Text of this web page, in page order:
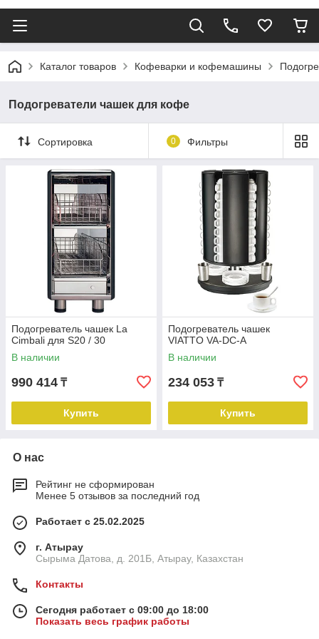
Каталог товаров Кофеварки и кофемашины
Подогреватели чашек для кофе
Сортировка 0 Фильтры
Подогреватель чашек La
Cimbali для S20 / 30
В наличии
990 414 ₸
Купить
Подогреватель чашек
VIATTO VA-DC-A
В наличии
234 053 ₸
Купить
О нас
Рейтинг не сформирован
Менее 5 отзывов за последний год
Работает с 25.02.2025
г. Атырау
Сырыма Датова, д. 201Б, Атырау, Казахстан
Контакты
Сегодня работает с 09:00 до 18:00
Показать весь график работы